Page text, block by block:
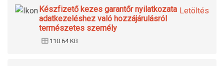
Letöltés
Készfizető kezes garantőr nyilatkozata
adatkezeléshez való hozzájárulásról
természetes személy
110.64 KB